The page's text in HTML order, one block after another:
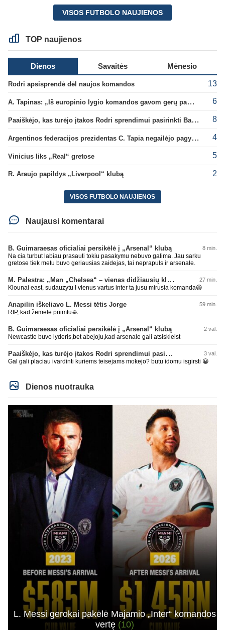
VISOS FUTBOLO NAUJIENOS
TOP naujienos
Dienos Savaitės Mėnesio
Rodri apsisprendė dėl naujos komandos 13
A. Tapinas: „Iš europinio lygio komandos gavom gerų pamokų“ 6
Paaiškėjo, kas turėjo įtakos Rodri sprendimui pasirinkti Barselonos pusę 8
Argentinos federacijos prezidentas C. Tapia negailėjo pagyrų G. Infantino 4
Vinicius liks „Real“ gretose 5
R. Araujo papildys „Liverpool“ klubą 2
VISOS FUTBOLO NAUJIENOS
Naujausi komentarai
B. Guimaraesas oficialiai persikėlė į „Arsenal“ klubą 8 min.
Na cia turbut labiau prasauti tokiu pasakymu nebuvo galima. Jau sarku
gretose tiek metu buvo geriausias zaidejas, tai neprapuls ir arsenale.
M. Palestra: „Man „Chelsea“ – vienas didžiausių klubų futbole“ 27 min.
Klounai east, sudauzytu I vienus vartus inter ta jusu mirusia komanda😀
Anapilin iškeliavo L. Messi tėtis Jorge 59 min.
RIP, kad žemelė priimtu🙏
B. Guimaraesas oficialiai persikėlė į „Arsenal“ klubą 2 val.
Newcastle buvo lyderis,bet abejoju,kad arsenale gali atsiskleist
Paaiškėjo, kas turėjo įtakos Rodri sprendimui pasirinkti Barselonos pusę 3 val.
Gal gali placiau ivardinti kuriems teisejams mokejo? butu idomu isgirsti 😀
Dienos nuotrauka
L. Messi gerokai pakėlė Majamio „Inter“ komandos
vertę (10)